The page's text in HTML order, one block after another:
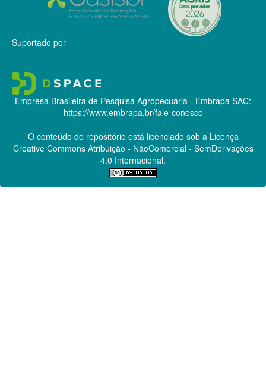
Suportado por
Empresa Brasileira de Pesquisa Agropecuária - Embrapa SAC:
https://www.embrapa.br/fale-conosco
O conteúdo do repositório está licenciado sob a Licença
Creative CommonsAtribuição - NãoComercial - SemDerivações
4.0 Internacional.